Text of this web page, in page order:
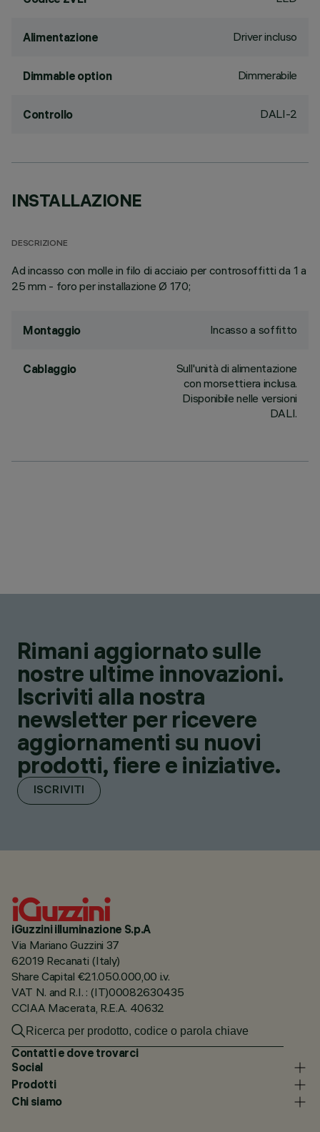
Alimentazione Driver incluso
Dimmable option Dimmerabile
Controllo DALI-2
INSTALLAZIONE
DESCRIZIONE
Ad incasso con molle in filo di acciaio per controsoffitti da 1 a
25 mm - foro per installazione Ø 170;
Montaggio Incasso a soffitto
Cablaggio
Sull'unità di alimentazione
con morsettiera inclusa.
Disponibile nelle versioni
DALI.
Rimani aggiornato sulle
nostre ultime innovazioni.
Iscriviti alla nostra
newsletter per ricevere
aggiornamenti su nuovi
prodotti, fiere e iniziative.
ISCRIVITI
iGuzzini illuminazione S.p.A
Via Mariano Guzzini 37
62019 Recanati (Italy)
Share Capital €21.050.000,00 i.v.
VAT N. and R.I. : (IT)00082630435
CCIAA Macerata, R.E.A. 40632
Contatti e dove trovarci
Social
Prodotti
Chi siamo